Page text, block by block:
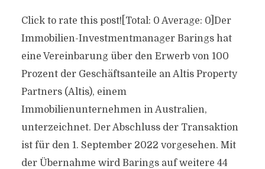
Click to rate this post![Total: 0 Average: 0]Der
Immobilien-Investmentmanager Barings hat
eine Vereinbarung über den Erwerb von 100
Prozent der Geschäftsanteile an Altis Property
Partners (Altis), einem
Immobilienunternehmen in Australien,
unterzeichnet. Der Abschluss der Transaktion
ist für den 1. September 2022 vorgesehen. Mit
der Übernahme wird Barings auf weitere 44